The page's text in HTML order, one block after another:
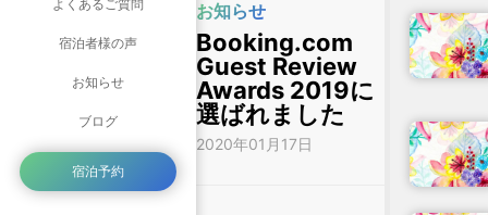
よくあるご質問
宿泊者様の声
お知らせ
ブログ
宿泊予約
お知らせ
Booking.com
Guest Review
Awards 2019に
選ばれました
2020年01月17日